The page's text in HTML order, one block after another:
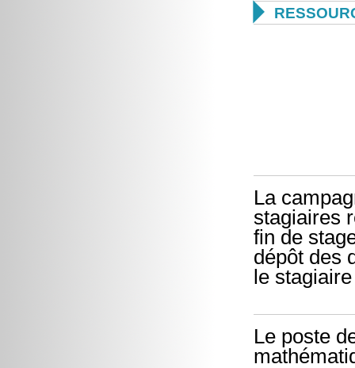

La
stagiaires
fin de
dépôt des
le
Le poste